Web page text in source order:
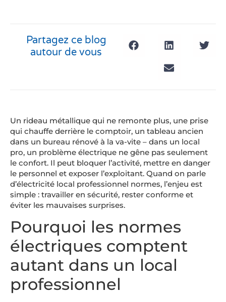
Partagez ce blog
autour de vous
Un rideau métallique qui ne remonte plus, une prise
qui chauffe derrière le comptoir, un tableau ancien
dans un bureau rénové à la va-vite – dans un local
pro, un problème électrique ne gêne pas seulement
le confort. Il peut bloquer l’activité, mettre en danger
le personnel et exposer l’exploitant. Quand on parle
d’électricité local professionnel normes, l’enjeu est
simple : travailler en sécurité, rester conforme et
éviter les mauvaises surprises.
Pourquoi les normes
électriques comptent
autant dans un local
professionnel